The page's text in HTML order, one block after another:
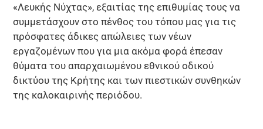
«Λευκής Νύχτας», εξαιτίας της επιθυμίας τους να
συμμετάσχουν στο πένθος του τόπου μας για τις
πρόσφατες άδικες απώλειες των νέων
εργαζομένων που για μια ακόμα φορά έπεσαν
θύματα του απαρχαιωμένου εθνικού οδικού
δικτύου της Κρήτης και των πιεστικών συνθηκών
της καλοκαιρινής περιόδου.